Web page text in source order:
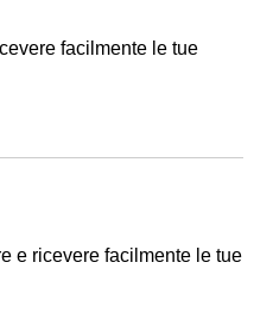
facilmente le tue
e ricevere facilmente le tue